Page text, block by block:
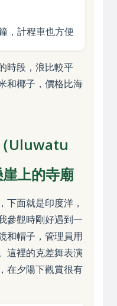
，計程車也方便
時段，浪比較平
和椰子，價格比海
Uluwatu
上的寺廟
下面就是印度洋，
參觀時剛好遇到一
和帽子，管理員用
這裡的克差舞表演
在夕陽下觀賞很有